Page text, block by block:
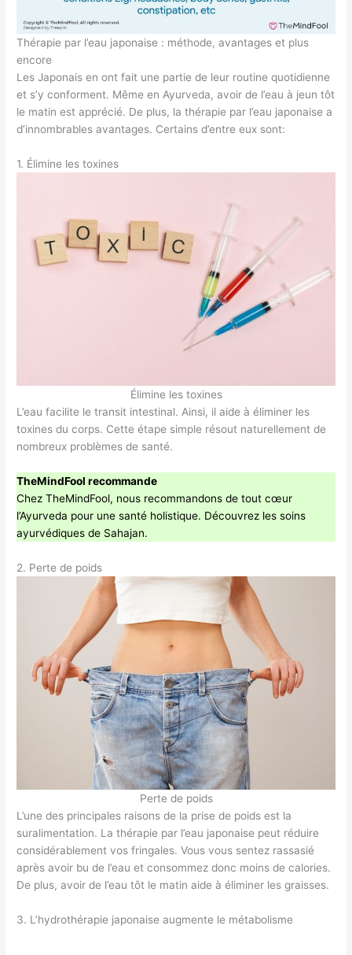
Thérapie par l’eau japonaise : méthode, avantages et plus
encore
Les Japonais en ont fait une partie de leur routine quotidienne
et s’y conforment. Même en Ayurveda, avoir de l’eau à jeun tôt
le matin est apprécié. De plus, la thérapie par l’eau japonaise a
d’innombrables avantages. Certains d’entre eux sont:
1. Élimine les toxines
Élimine les toxines
L’eau facilite le transit intestinal. Ainsi, il aide à éliminer les
toxines du corps. Cette étape simple résout naturellement de
nombreux problèmes de santé.
TheMindFool recommande
Chez TheMindFool, nous recommandons de tout cœur
l’Ayurveda pour une santé holistique. Découvrez les soins
ayurvédiques de Sahajan.
2. Perte de poids
Perte de poids
L’une des principales raisons de la prise de poids est la
suralimentation. La thérapie par l’eau japonaise peut réduire
considérablement vos fringales. Vous vous sentez rassasié
après avoir bu de l’eau et consommez donc moins de calories.
De plus, avoir de l’eau tôt le matin aide à éliminer les graisses.
3. L’hydrothérapie japonaise augmente le métabolisme